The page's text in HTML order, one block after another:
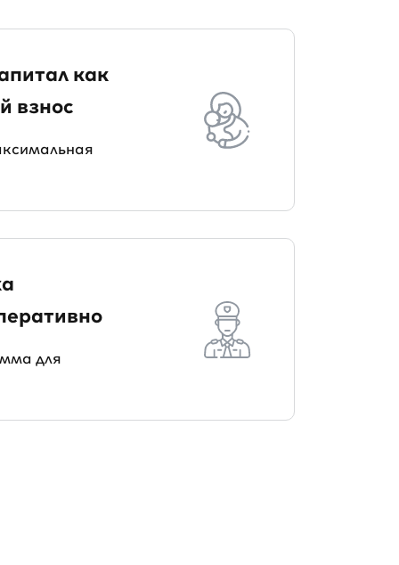
как
взнос
для